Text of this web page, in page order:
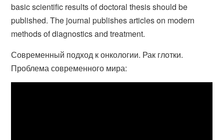
basic scientific results of doctoral thesis should be
published. The journal publishes articles on modern
methods of diagnostics and treatment.
Современный подход к онкологии. Рак глотки.
Проблема современного мира: